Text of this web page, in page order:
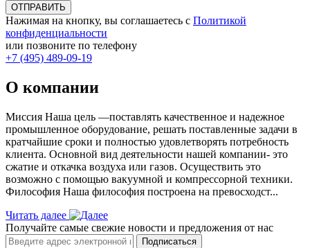
ОТПРАВИТЬ
Нажимая на кнопку, вы соглашаетесь с Политикой
конфиденциальности
или позвоните по телефону
+7 (495) 489-09-19
О компании
Миссия Наша цель ―поставлять качественное и надежное
промышленное оборудование, решать поставленные задачи в
кратчайшие сроки и полностью удовлетворять потребность
клиента. Основной вид деятельности нашей компании- это
сжатие и откачка воздуха или газов. Осуществить это
возможно с помощью вакуумной и компрессорной техники.
Философия Наша философия построена на превосходст...
Читать далее
Получайте самые свежие новости и предложения от нас
Подписаться